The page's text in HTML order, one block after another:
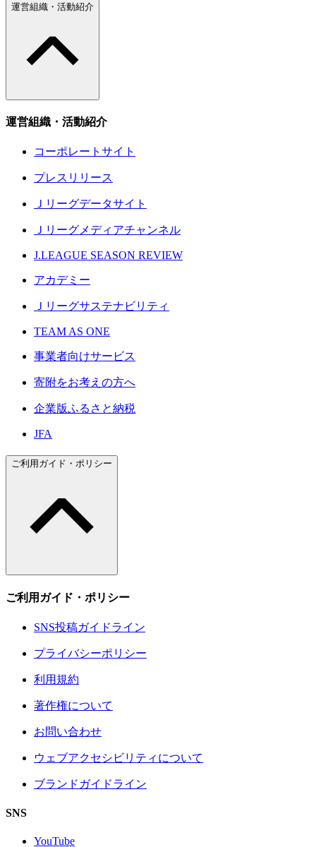
運営組織・活動紹介
運営組織・活動紹介
コーポレートサイト
プレスリリース
Ｊリーグデータサイト
Ｊリーグメディアチャンネル
J.LEAGUE SEASON REVIEW
アカデミー
Ｊリーグサステナビリティ
TEAM AS ONE
事業者向けサービス
寄附をお考えの方へ
企業版ふるさと納税
JFA
ご利用ガイド・ポリシー
ご利用ガイド・ポリシー
SNS投稿ガイドライン
プライバシーポリシー
利用規約
著作権について
お問い合わせ
ウェブアクセシビリティについて
ブランドガイドライン
SNS
YouTube